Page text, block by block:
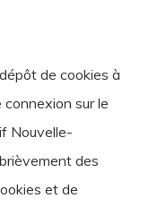
de cookies à
sur le
Nouvelle-
des
et de